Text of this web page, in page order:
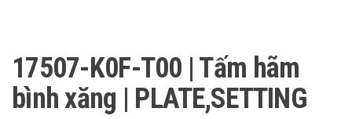
17507-K0F-T00 | Tấm hãm
bình xăng | PLATE,SETTING